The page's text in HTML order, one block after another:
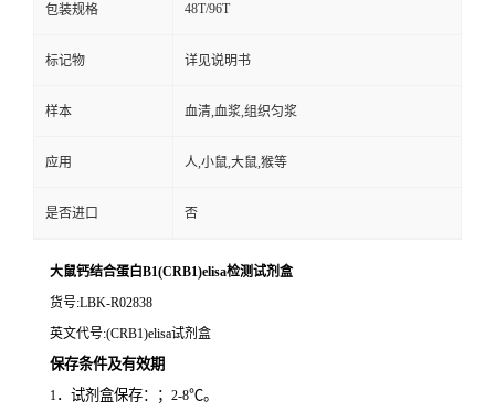
包装规格 48T/96T
标记物 详见说明书
样本 血清,血浆,组织匀浆
应用 人,小鼠,大鼠,猴等
是否进口 否
大鼠钙结合蛋白B1(CRB1)elisa检测试剂盒
货号:LBK-R02838
英文代号:(CRB1)elisa试剂盒
保存条件及有效期
1．试剂盒保存：； 2-8℃。